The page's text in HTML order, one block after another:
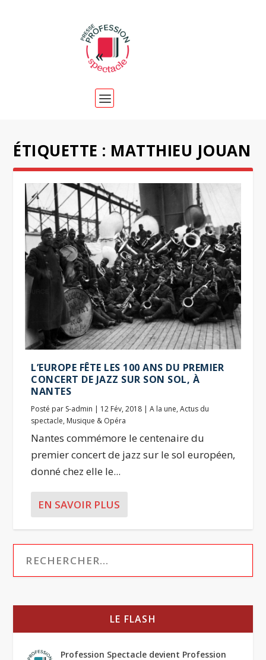
ÉTIQUETTE : MATTHIEU JOUAN
L’EUROPE FÊTE LES 100 ANS DU PREMIER
CONCERT DE JAZZ SUR SON SOL, À
NANTES
Posté par S-admin | 12 Fév, 2018 |A la une,Actus du
spectacle, Musique & Opéra
Nantes commémore le centenaire du
premier concert de jazz sur le sol européen,
donné chez elle le...
EN SAVOIR PLUS
LE FLASH
Profession Spectacle devient Profession